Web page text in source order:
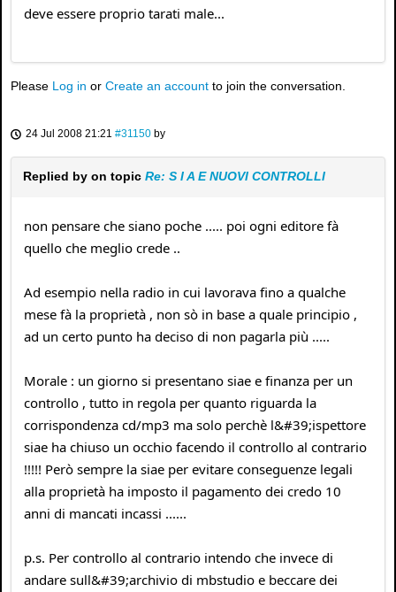
deve essere proprio tarati male...
Please Log in or Create an account to join the conversation.
24 Jul 2008 21:21 #31150 by
Replied by on topic Re: S I A E NUOVI CONTROLLI
non pensare che siano poche ..... poi ogni editore fà
quello che meglio crede ..
Ad esempio nella radio in cui lavorava fino a qualche
mese fà la proprietà , non sò in base a quale principio ,
ad un certo punto ha deciso di non pagarla più .....
Morale : un giorno si presentano siae e finanza per un
controllo , tutto in regola per quanto riguarda la
corrispondenza cd/mp3 ma solo perchè l&#39;ispettore
siae ha chiuso un occhio facendo il controllo al contrario
!!!!! Però sempre la siae per evitare conseguenze legali
alla proprietà ha imposto il pagamento dei credo 10
anni di mancati incassi ......
p.s. Per controllo al contrario intendo che invece di
andare sull&#39;archivio di mbstudio e beccare dei